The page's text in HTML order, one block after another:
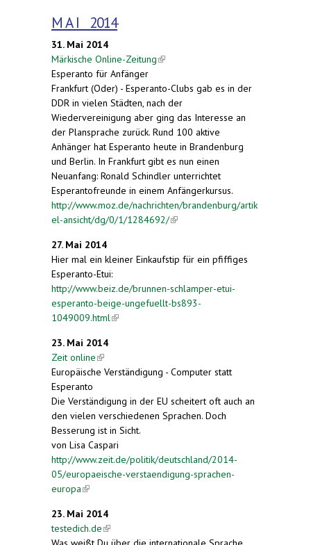
M A I 2014
31. Mai 2014
Märkische Online-Zeitung(link is external)
Esperanto für Anfänger
Frankfurt (Oder) - Esperanto-Clubs gab es in der
DDR in vielen Städten, nach der
Wiedervereinigung aber ging das Interesse an
der Plansprache zurück. Rund 100 aktive
Anhänger hat Esperanto heute in Brandenburg
und Berlin. In Frankfurt gibt es nun einen
Neuanfang: Ronald Schindler unterrichtet
Esperantofreunde in einem Anfängerkursus.
http://www.moz.de/nachrichten/brandenburg/artik
el-ansicht/dg/0/1/1284692/(link is external)
27. Mai 2014
Hier mal ein kleiner Einkaufstip für ein pfiffiges
Esperanto-Etui:
http://www.beiz.de/brunnen-schlamper-etui-
esperanto-beige-ungefuellt-bs893-
1049009.html (link is external)
23. Mai 2014
Zeit online(link is external)
Europäische Verständigung - Computer statt
Esperanto
Die Verständigung in der EU scheitert oft auch an
den vielen verschiedenen Sprachen. Doch
Besserung ist in Sicht.
von Lisa Caspari
http://www.zeit.de/politik/deutschland/2014-
05/europaeische-verstaendigung-sprachen-
europa(link is external)
23. Mai 2014
testedich.de(link is external)